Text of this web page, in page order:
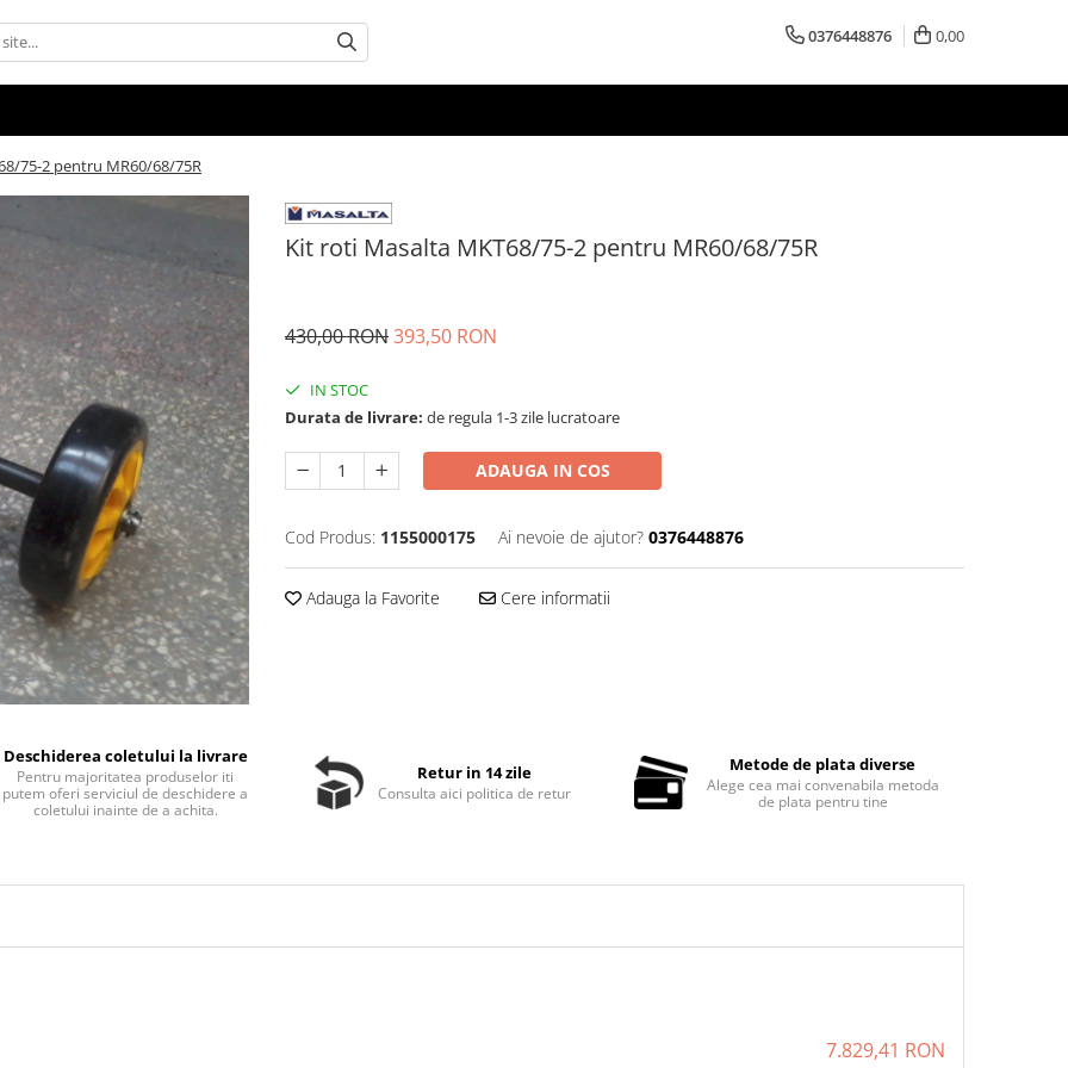
0376448876 0,00
75-2 pentru MR60/68/75R
Kit roti Masalta MKT68/75-2 pentru MR60/68/75R
430,00 RON393,50 RON
IN STOC
Durata de livrare: de regula 1-3 zile lucratoare
ADAUGA IN COS
Cod Produs: 1155000175 Ai nevoie de ajutor? 0376448876
Adauga la Favorite Cere informatii
Deschiderea coletului la livrare
Pentru majoritatea produselor iti
putem oferi serviciul de deschidere a
coletului inainte de a achita.
Retur in 14 zile
Consulta aici politica de retur
Metode de plata diverse
Alege cea mai convenabila metoda
de plata pentru tine
7.829,41 RON